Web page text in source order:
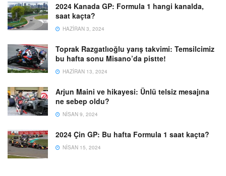
2024 Kanada GP: Formula 1 hangi kanalda,
saat kaçta?
HAZIRAN 3, 2024
Toprak Razgatlıoğlu yarış takvimi: Temsilcimiz
bu hafta sonu Misano’da pistte!
HAZIRAN 13, 2024
Arjun Maini ve hikayesi: Ünlü telsiz mesajına
ne sebep oldu?
NISAN 9, 2024
2024 Çin GP: Bu hafta Formula 1 saat kaçta?
NISAN 15, 2024